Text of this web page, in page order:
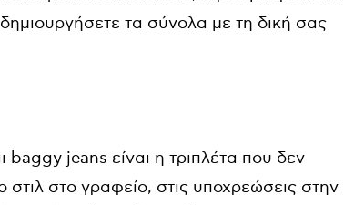
τα σύνολα με τη δική σας
baggy jeans είναι η τριπλέτα που δεν
στο γραφείο, στις υποχρεώσεις στην